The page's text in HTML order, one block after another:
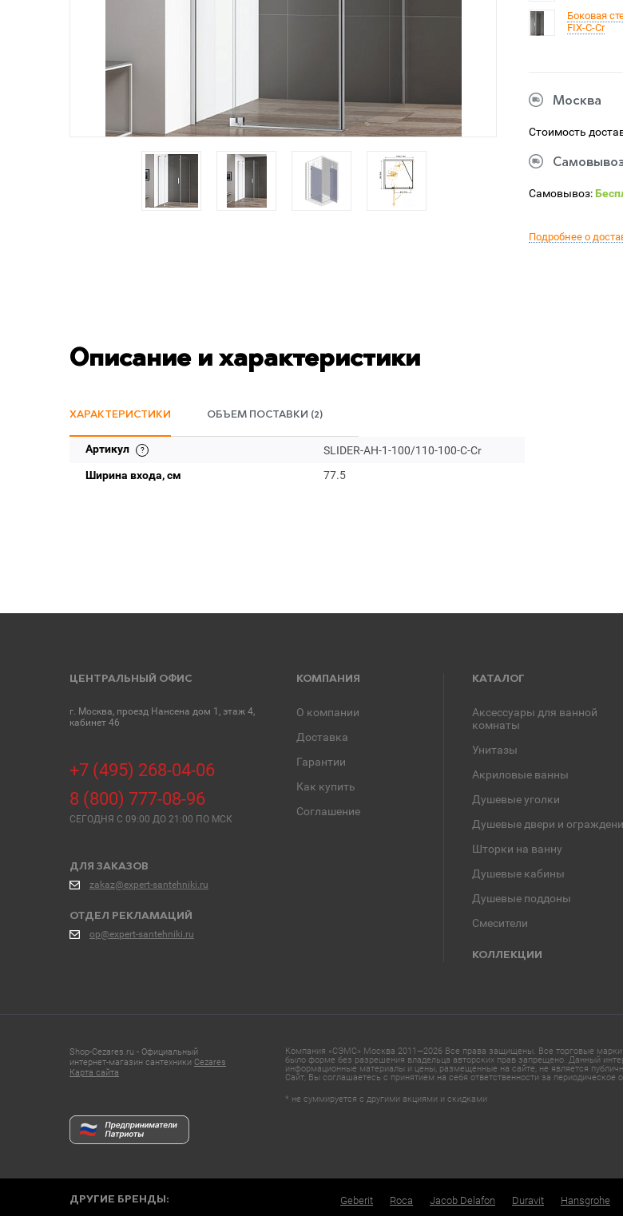
Боковая
FIX-C-Cr
Москва
Стоимость
Самовывоз:
Подробнее о
Описание и характеристики
ХАРАКТЕРИСТИКИ ОБЪЕМ ПОСТАВКИ (2)
Артикул
SLIDER-AH-1-100/110-100-C-Cr
Ширина входа, см
77.5
ЦЕНТРАЛЬНЫЙ ОФИС
г. Москва, проезд Нансена дом 1, этаж 4,
кабинет 46
+7 (495) 268-04-06
8 (800) 777-08-96
СЕГОДНЯ C 09:00 ДО 21:00 ПО МСК
ДЛЯ ЗАКАЗОВ
zakaz@expert-santehniki.ru
ОТДЕЛ РЕКЛАМАЦИЙ
op@expert-santehniki.ru
КОМПАНИЯ
О компании
Доставка
Гарантии
Как купить
Соглашение
КАТАЛОГ
Аксессуары для ванной
комнаты
Унитазы
Акриловые ванны
Душевые уголки
Душевые двери и
Шторки на ванну
Душевые кабины
Душевые поддоны
Смесители
КОЛЛЕКЦИИ
Shop-Cezares.ru - Официальный
интернет-магазин сантехники Cezares
Карта сайта
Компания «СЭМС» Москва 2011—2026 Все права защищены. Все торговые марки
было форме без разрешения владельца авторских прав запрещено. Данный
информационные материалы и цены, размещенные на сайте, не является
Сайт, Вы соглашаетесь с принятием на себя ответственности за периодическое
* не суммируется с другими акциями и скидками
ДРУГИЕ БРЕНДЫ: Geberit Roca Jacob Delafon Duravit Hansgrohe